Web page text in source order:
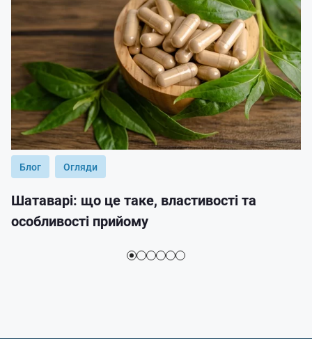
Блог Огляди
Шатаварі: що це таке, властивості та
особливості прийому